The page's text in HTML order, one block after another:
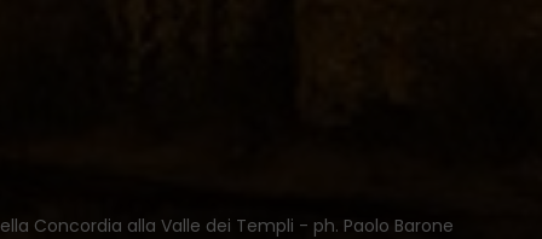
Concordia alla Valle dei Templi - ph. Paolo Barone